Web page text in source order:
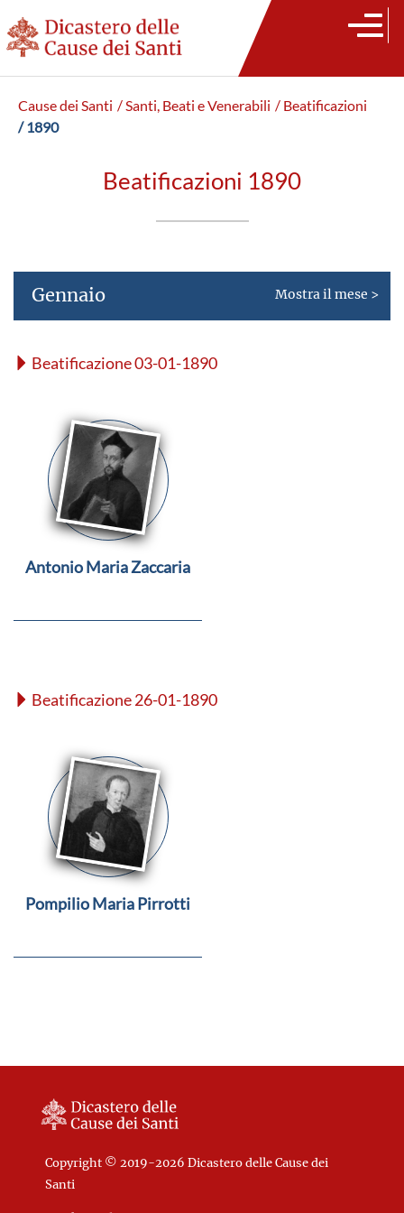
Cause dei Santi / Santi, Beati e Venerabili / Beatificazioni
/ 1890
Beatificazioni 1890
Gennaio Mostra il mese >
Beatificazione 03-01-1890
Antonio Maria Zaccaria
Beatificazione 26-01-1890
Pompilio Maria Pirrotti
Copyright © 2019-2026 Dicastero delle Cause dei
Santi